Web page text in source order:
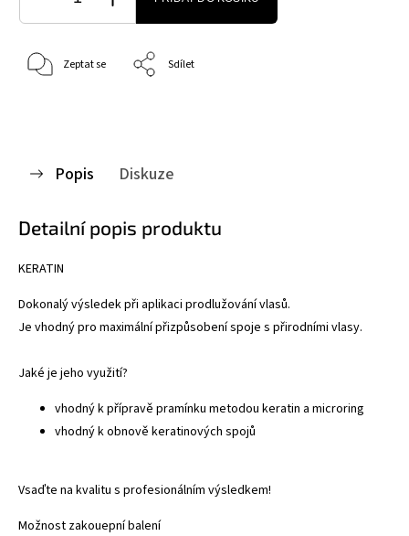
Zeptat se Sdílet
Popis Diskuze
Detailní popis produktu
KERATIN
Dokonalý výsledek při aplikaci prodlužování vlasů.
Je vhodný pro maximální přizpůsobení spoje s přirodními vlasy.
Jaké je jeho využití?
vhodný k přípravě pramínku metodou keratin a microring
vhodný k obnově keratinových spojů
Vsaďte na kvalitu s profesionálním výsledkem!
Možnost zakouepní balení